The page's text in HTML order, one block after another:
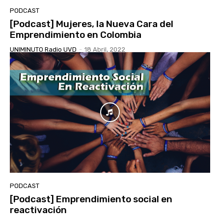
PODCAST
[Podcast] Mujeres, la Nueva Cara del
Emprendimiento en Colombia
UNIMINUTO Radio UVD - 18 Abril, 2022
PODCAST
[Podcast] Emprendimiento social en
reactivación